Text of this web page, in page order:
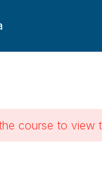
course to view